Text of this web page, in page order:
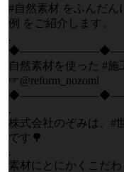
#自然素材 をふんだ
例 をご紹介します。
.
自然素材を使った #施
☞@reform_nozomi
.
株式会社のぞみは、#
です🌳
.
素材にとにかくこだわ